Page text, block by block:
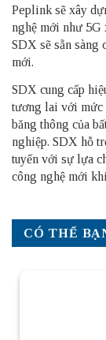
Peplink sẽ xây
nghệ mới như 5G
SDX sẽ sẵn sàng
mới.
SDX cung cấp
tương lai với mức
băng thông của
nghiệp. SDX hỗ
tuyến với sự lựa
công nghệ mới
CÓ THỂ